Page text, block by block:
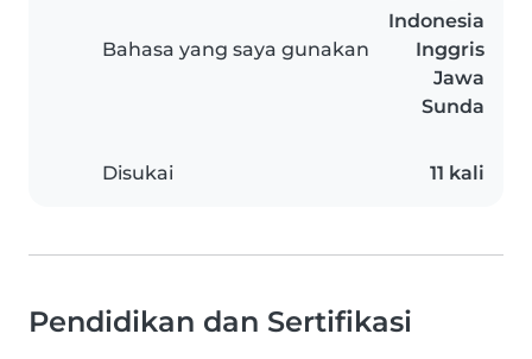
Bahasa yang saya gunakan
Indonesia
Inggris
Jawa
Sunda
Disukai 11 kali
Pendidikan dan Sertifikasi